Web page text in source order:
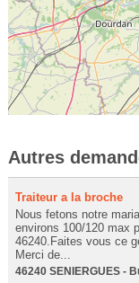
Autres
Traiteur a la broche
Nous fetons notre
environs 100/120 max
46240.Faites vous ce
Merci de...
46240 SENIERGUES -